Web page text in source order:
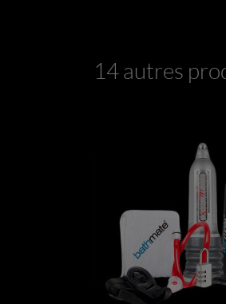
14 autres